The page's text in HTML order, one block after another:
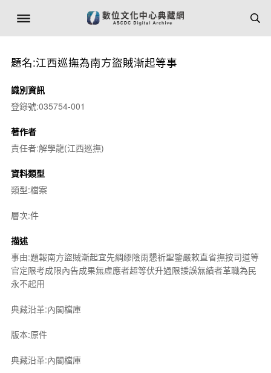
題名:江西巡撫為南方盜賊漸起等事
識別資訊
登錄號:035754-001
著作者
責任者:解學龍(江西巡撫)
資料類型
類型:檔案
層次:件
描述
事由:題報南方盜賊漸起宜先綢繆陰雨懇祈聖鑒嚴敕直省撫按司道等
官定限考成限內告成果無虛應者超等伏升過限諉誤無績者革職為民
永不起用
典藏沿革:內閣檔庫
版本:原件
典藏沿革:內閣檔庫